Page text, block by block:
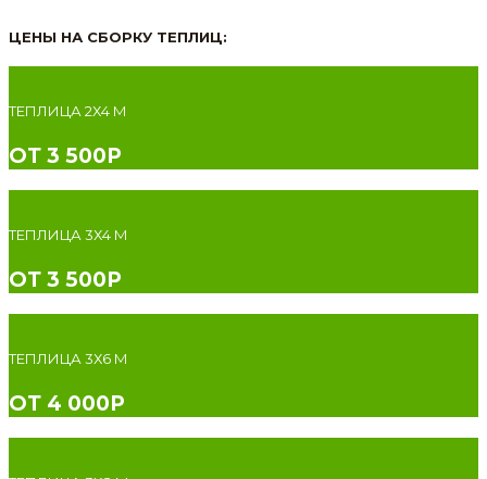
ЦЕНЫ НА СБОРКУ ТЕПЛИЦ:
ТЕПЛИЦА 2Х4 М
ОТ 3 500Р
ТЕПЛИЦА 3Х4 М
ОТ 3 500Р
ТЕПЛИЦА 3Х6 М
ОТ 4 000Р